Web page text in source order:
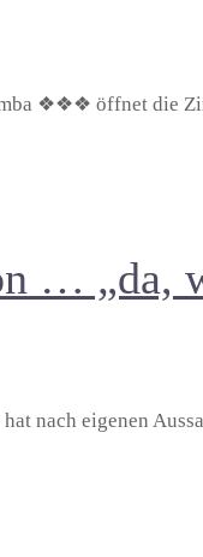
❖❖❖ öffnet die
… „da,
nach eigenen